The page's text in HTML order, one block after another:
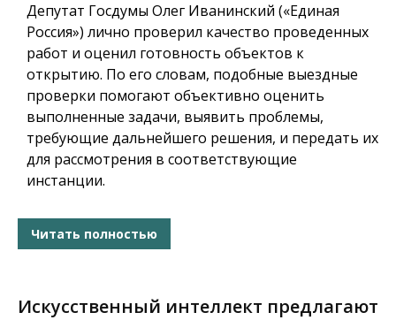
Депутат Госдумы Олег Иванинский («Единая
Россия») лично проверил качество проведенных
работ и оценил готовность объектов к
открытию. По его словам, подобные выездные
проверки помогают объективно оценить
выполненные задачи, выявить проблемы,
требующие дальнейшего решения, и передать их
для рассмотрения в соответствующие
инстанции.
Читать полностью
Искусственный интеллект предлагают